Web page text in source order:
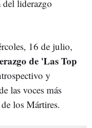
del liderazgo
16 de julio,
de 'Las Top
y
las voces más
los Mártires.